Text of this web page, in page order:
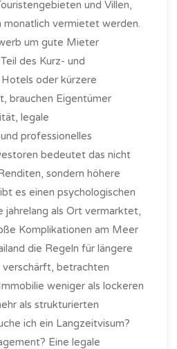
und Villen,
monatlich vermietet werden.
um gute Mieter
des Kurz- und
oder kürzere
brauchen Eigentümer
legale
professionelles
bedeutet das nicht
sondern höhere
es einen psychologischen
als Ort vermarktet,
Komplikationen am Meer
die Regeln für längere
betrachten
weniger als lockeren
als strukturierten
ich ein Langzeitvisum?
Eine legale